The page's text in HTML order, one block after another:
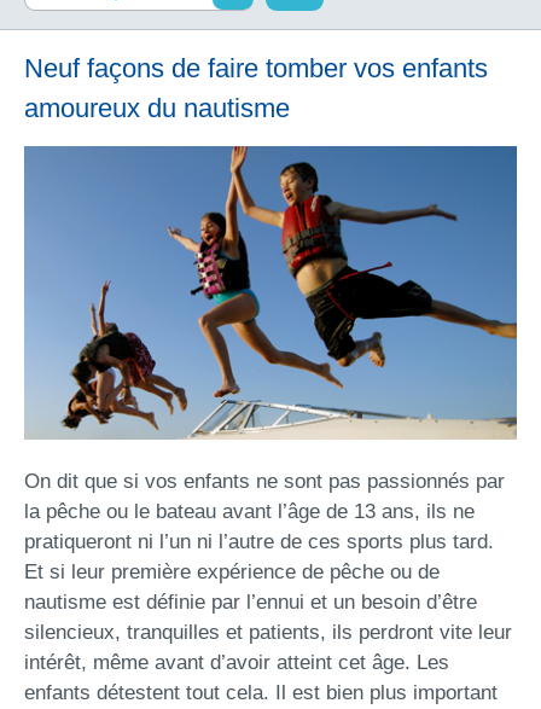
Neuf façons de faire tomber vos enfants
amoureux du nautisme
On dit que si vos enfants ne sont pas passionnés par
la pêche ou le bateau avant l’âge de 13 ans, ils ne
pratiqueront ni l’un ni l’autre de ces sports plus tard.
Et si leur première expérience de pêche ou de
nautisme est définie par l’ennui et un besoin d’être
silencieux, tranquilles et patients, ils perdront vite leur
intérêt, même avant d’avoir atteint cet âge. Les
enfants détestent tout cela. Il est bien plus important